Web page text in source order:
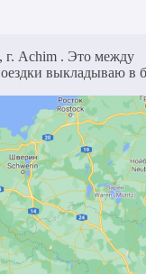
г. Achim . Это между
выкладываю в